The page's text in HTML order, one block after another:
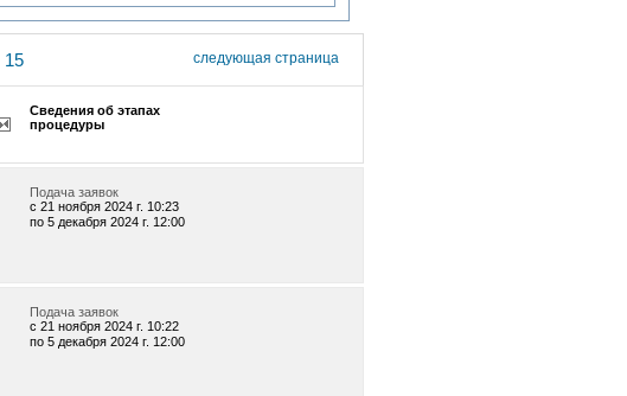
следующая страница
15
Сведения об этапах
процедуры
Подача заявок
c 21 ноября 2024 г. 10:23
по 5 декабря 2024 г. 12:00
Подача заявок
c 21 ноября 2024 г. 10:22
по 5 декабря 2024 г. 12:00